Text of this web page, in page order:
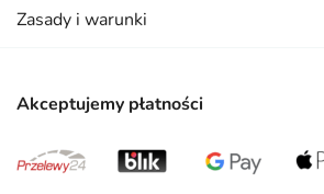
Akceptujemy płatności
Zasady i warunki